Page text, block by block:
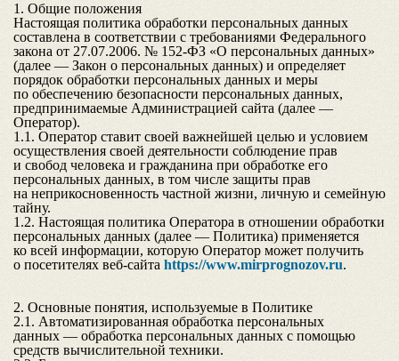
1. Общие положения
Настоящая политика обработки персональных данных
составлена в соответствии с требованиями Федерального
закона от 27.07.2006. № 152-ФЗ «О персональных данных»
(далее — Закон о персональных данных) и определяет
порядок обработки персональных данных и меры
по обеспечению безопасности персональных данных,
предпринимаемые Администрацией сайта (далее —
Оператор).
1.1. Оператор ставит своей важнейшей целью и условием
осуществления своей деятельности соблюдение прав
и свобод человека и гражданина при обработке его
персональных данных, в том числе защиты прав
на неприкосновенность частной жизни, личную и семейную
тайну.
1.2. Настоящая политика Оператора в отношении обработки
персональных данных (далее — Политика) применяется
ко всей информации, которую Оператор может получить
о посетителях веб-сайта https://www.mirprognozov.ru.
2. Основные понятия, используемые в Политике
2.1. Автоматизированная обработка персональных
данных — обработка персональных данных с помощью
средств вычислительной техники.